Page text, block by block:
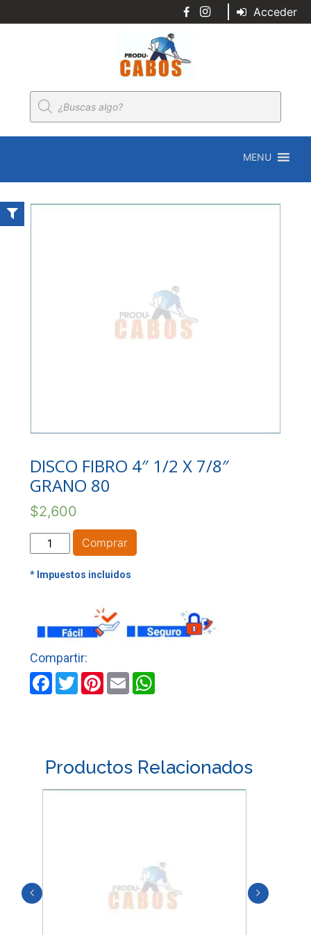
Acceder
Búsqueda
de
productos
MENU
DISCO FIBRO 4″ 1/2 X 7/8″
GRANO 80
$2,600
DISCO
FIBRO
4"
7/8"
GRANO
80
cantidad
Comprar
Facebook
TwitterPinterest
EmailWhatsApp
Productos Relacionados